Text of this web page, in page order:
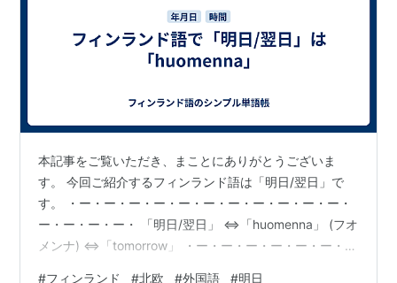
本記事をご覧いただき、まことにありがとうございま
す。 今回ご紹介するフィンランド語は「明日/翌日」で
す。 ・ー・ー・ー・ー・ー・ー・ー・ー・ー・ー・ー・
ー・ー・ー・ー・ 「明日/翌日」 ⇔「huomenna」 (フオ
メンナ) ⇔「tomorrow」 ・ー・ー・ー・ー・ー・ー・
#フィンランド #北欧 #外国語 #明日